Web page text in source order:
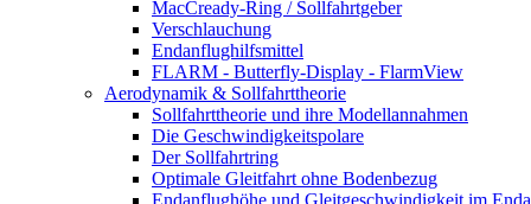
MacCready-Ring / Sollfahrtgeber
Verschlauchung
Endanflughilfsmittel
FLARM - Butterfly-Display - FlarmView
Aerodynamik & Sollfahrttheorie
Sollfahrttheorie und ihre Modellannahmen
Die Geschwindigkeitspolare
Der Sollfahrtring
Optimale Gleitfahrt ohne Bodenbezug
Endanflughöhe und Gleitgeschwindigkeit im